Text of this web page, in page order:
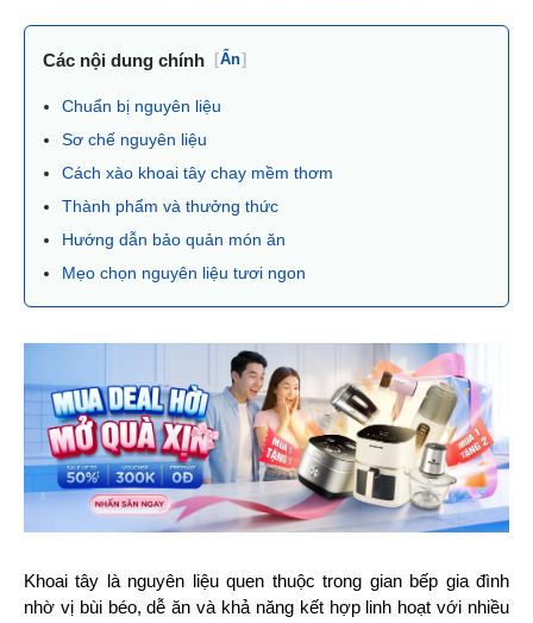
Các nội dung chính [Ẩn]
Chuẩn bị nguyên liệu
Sơ chế nguyên liệu
Cách xào khoai tây chay mềm thơm
Thành phẩm và thưởng thức
Hướng dẫn bảo quản món ăn
Mẹo chọn nguyên liệu tươi ngon
Khoai tây là nguyên liệu quen thuộc trong gian bếp gia đình
nhờ vị bùi béo, dễ ăn và khả năng kết hợp linh hoạt với nhiều